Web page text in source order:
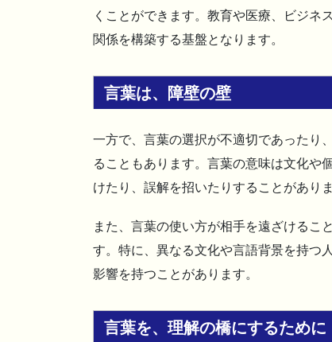
くことができます。教育や医療、ビジネ
関係を構築する基盤となります。
言葉は、障壁の壁
一方で、言葉の選択が不適切であったり
ることもあります。言葉の意味は文化や
けたり、誤解を招いたりすることがありま
また、言葉の使い方が相手を遠ざけるこ
す。特に、異なる文化や言語背景を持つ
影響を持つことがあります。
言葉を、理解の橋にするために